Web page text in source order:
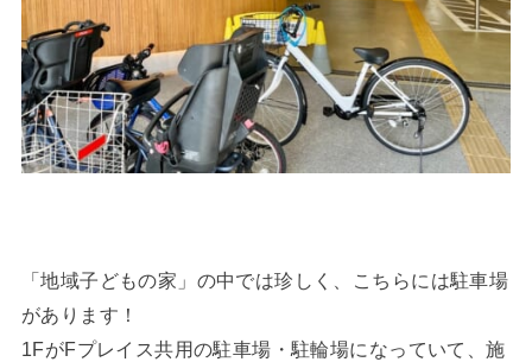
「地域子どもの家」の中では珍しく、こちらには駐車場
があります！
1FがFプレイス共用の駐車場・駐輪場になっていて、施